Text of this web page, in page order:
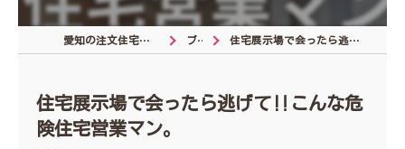
愛知の注文住宅なら注文住宅の相談窓口 ブログ 住宅展示場で会ったら逃げて‼︎こんな危険住宅営業マン。
住宅展示場で会ったら逃げて‼︎こんな危
険住宅営業マン。